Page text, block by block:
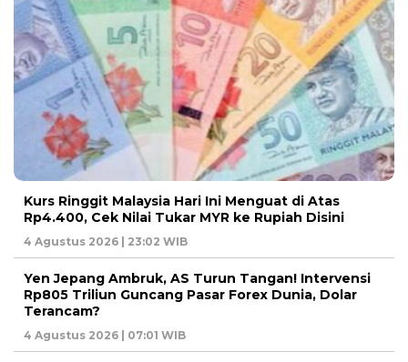
Kurs Ringgit Malaysia Hari Ini Menguat di Atas
Rp4.400, Cek Nilai Tukar MYR ke Rupiah Disini
4 Agustus 2026 | 23:02 WIB
Yen Jepang Ambruk, AS Turun Tangan! Intervensi
Rp805 Triliun Guncang Pasar Forex Dunia, Dolar
Terancam?
4 Agustus 2026 | 07:01 WIB